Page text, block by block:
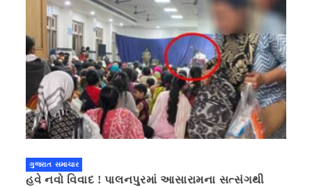
ગુજરાત સમાચાર
હવે નવો વિવાદ ! પાલનપુરમાં આસારામના સત્સંગથી